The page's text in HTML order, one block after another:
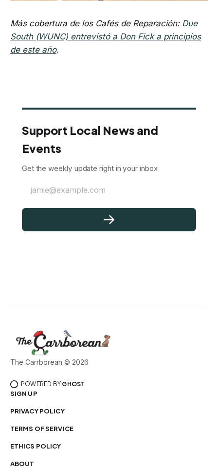
Más cobertura de los Cafés de Reparación: Due
South (WUNC) entrevistó a Don Fick a principios
de este año.
Support Local News and
Events
Get the weekly update right in your inbox
jamie@example.com
The Carrborean © 2026
POWERED BY GHOST
SIGN UP
PRIVACY POLICY
TERMS OF SERVICE
ETHICS POLICY
ABOUT